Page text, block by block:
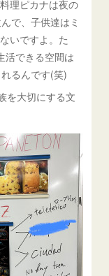
理ピカナは夜の
で、子供達はミ
いですよ。た
活できる空間は
るんです(笑)
を大切にする文